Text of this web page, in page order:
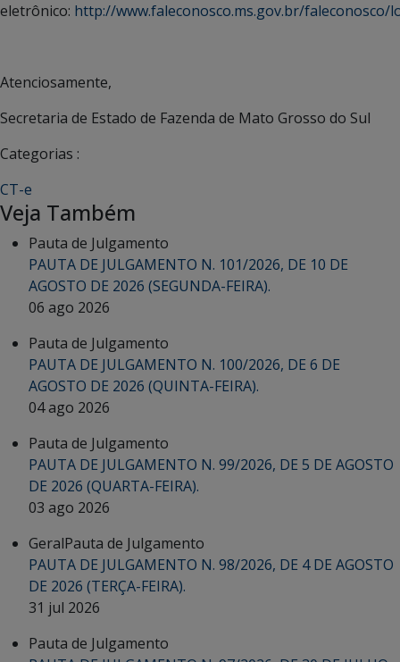
eletrônico: http://www.faleconosco.ms.gov.br/faleconosco/
Atenciosamente,
Secretaria de Estado de Fazenda de Mato Grosso do Sul
Categorias :
CT-e
Veja Também
Pauta de Julgamento
PAUTA DE JULGAMENTO N. 101/2026, DE 10 DE
AGOSTO DE 2026 (SEGUNDA-FEIRA).
06 ago 2026
Pauta de Julgamento
PAUTA DE JULGAMENTO N. 100/2026, DE 6 DE
AGOSTO DE 2026 (QUINTA-FEIRA).
04 ago 2026
Pauta de Julgamento
PAUTA DE JULGAMENTO N. 99/2026, DE 5 DE AGOSTO
DE 2026 (QUARTA-FEIRA).
03 ago 2026
GeralPauta de Julgamento
PAUTA DE JULGAMENTO N. 98/2026, DE 4 DE AGOSTO
DE 2026 (TERÇA-FEIRA).
31 jul 2026
Pauta de Julgamento